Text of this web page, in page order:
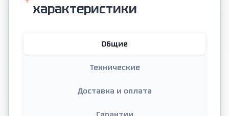
характеристики
Общие
Технические
Доставка и оплата